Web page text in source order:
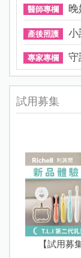
醫師專欄
產後照護 小
專家專欄 守
試用募集
【試用募